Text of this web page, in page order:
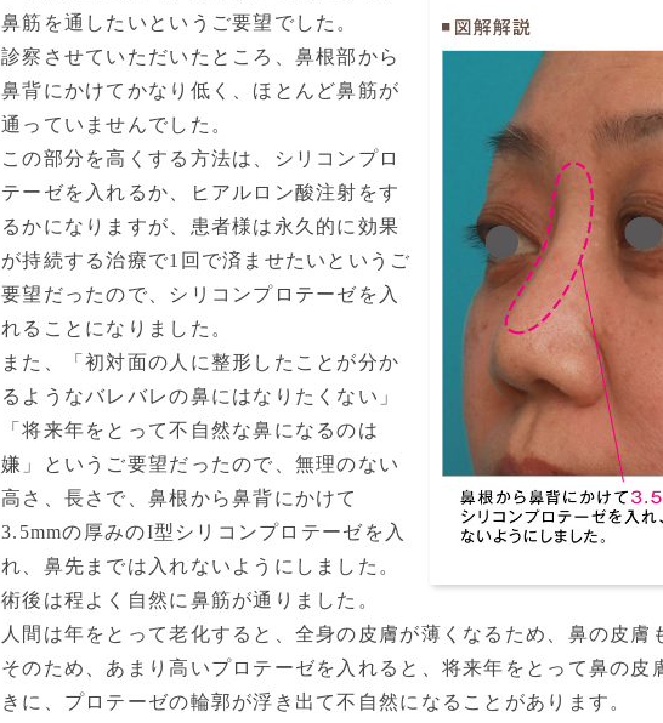
鼻筋を通したいというご要望でした。
診察させていただいたところ、鼻根部から
鼻背にかけてかなり低く、ほとんど鼻筋が
通っていませんでした。
この部分を高くする方法は、シリコンプロ
テーゼを入れるか、ヒアルロン酸注射をす
るかになりますが、患者様は永久的に効果
が持続する治療で1回で済ませたいというご
要望だったので、シリコンプロテーゼを入
れることになりました。
また、「初対面の人に整形したことが分か
るようなバレバレの鼻にはなりたくない」
「将来年をとって不自然な鼻になるのは
嫌」というご要望だったので、無理のない
高さ、長さで、鼻根から鼻背にかけて
3.5mmの厚みのI型シリコンプロテーゼを入
れ、鼻先までは入れないようにしました。
術後は程よく自然に鼻筋が通りました。
人間は年をとって老化すると、全身の皮膚が薄くなるため、鼻の皮膚
そのため、あまり高いプロテーゼを入れると、将来年をとって鼻の皮
きに、プロテーゼの輪郭が浮き出て不自然になることがあります。